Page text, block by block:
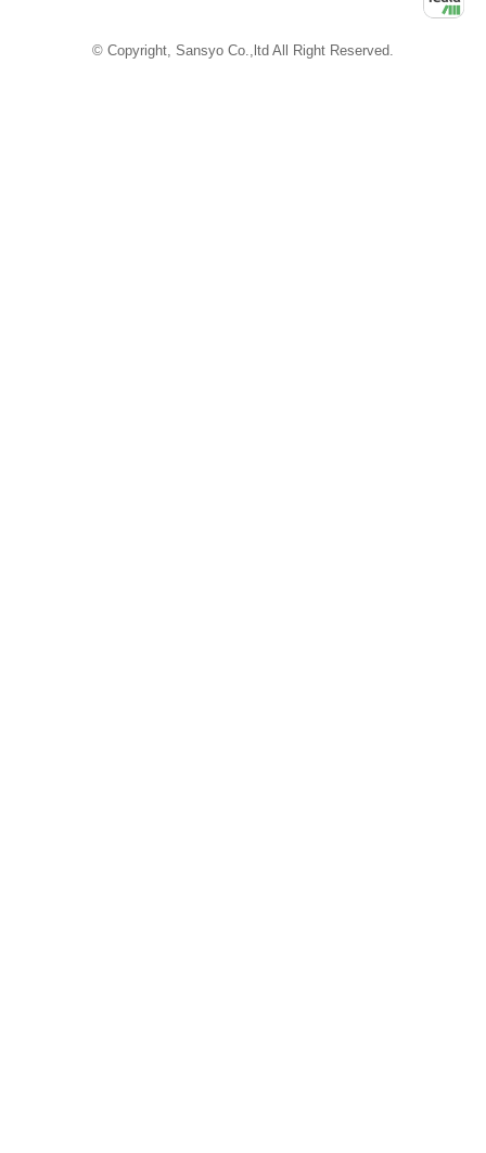
© Copyright, Sansyo Co.,ltd All Right Reserved.
iCata